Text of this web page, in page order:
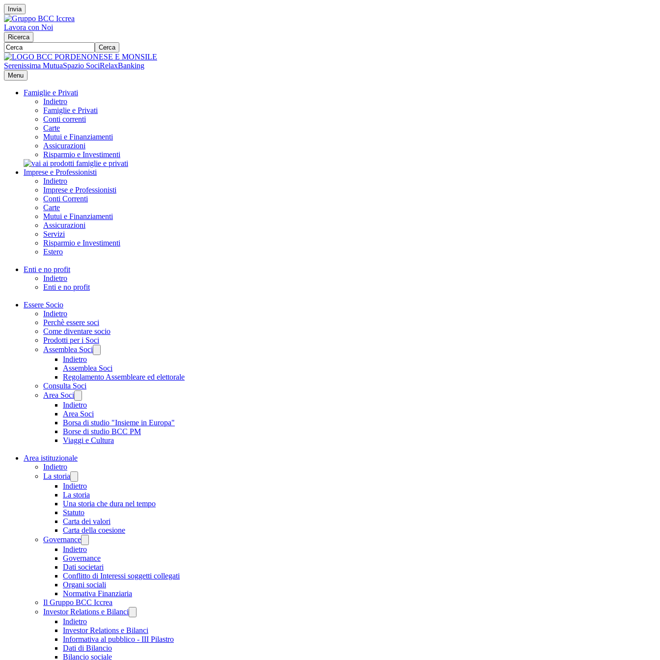
Invia
Lavora con Noi
Ricerca
Cerca
Serenissima MutuaSpazio SociRelaxBanking
Menu
Famiglie e Privati
Indietro
Famiglie e Privati
Conti correnti
Carte
Mutui e Finanziamenti
Assicurazioni
Risparmio e Investimenti
Imprese e Professionisti
Indietro
Imprese e Professionisti
Conti Correnti
Carte
Mutui e Finanziamenti
Assicurazioni
Servizi
Risparmio e Investimenti
Estero
Enti e no profit
Indietro
Enti e no profit
Essere Socio
Indietro
Perchè essere soci
Come diventare socio
Prodotti per i Soci
Assemblea Soci
Indietro
Assemblea Soci
Regolamento Assembleare ed elettorale
Consulta Soci
Area Soci
Indietro
Area Soci
Borsa di studio "Insieme in Europa"
Borse di studio BCC PM
Viaggi e Cultura
Area istituzionale
Indietro
La storia
Indietro
La storia
Una storia che dura nel tempo
Statuto
Carta dei valori
Carta della coesione
Governance
Indietro
Governance
Dati societari
Conflitto di Interessi soggetti collegati
Organi sociali
Normativa Finanziaria
Il Gruppo BCC Iccrea
Investor Relations e Bilanci
Indietro
Investor Relations e Bilanci
Informativa al pubblico - III Pilastro
Dati di Bilancio
Bilancio sociale